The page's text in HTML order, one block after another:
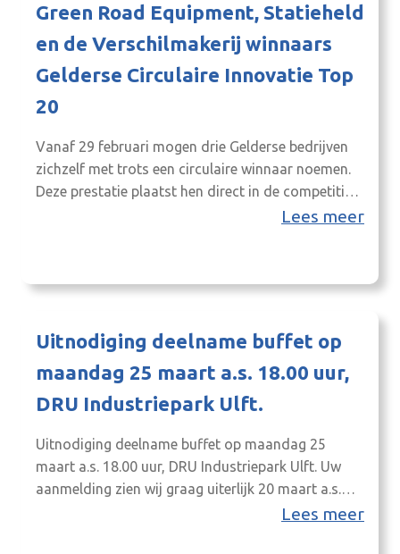
Green Road Equipment, Statieheld
en de Verschilmakerij winnaars
Gelderse Circulaire Innovatie Top
20
Vanaf 29 februari mogen drie Gelderse bedrijven
zichzelf met trots een circulaire winnaar noemen.
Deze prestatie plaatst hen direct in de competitie
voor de landelijke finale op 15 maart in de
finalisten tijdens deze vierde editie van de
Lees meer
Uitnodiging deelname buffet op
maandag 25 maart a.s. 18.00 uur,
DRU Industriepark Ulft.
Uitnodiging deelname buffet op maandag 25
maart a.s. 18.00 uur, DRU Industriepark Ulft. Uw
aanmelding zien wij graag uiterlijk 20 maart a.s.
tegemoet. Bij voorbaat dank. Voorafgaand aan het
Lees meer